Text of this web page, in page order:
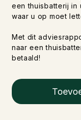
een thuisbatterij in
waar u op moet
Met dit
naar een
betaald!